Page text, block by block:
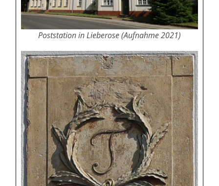
Poststation in Lieberose (Aufnahme 2021)